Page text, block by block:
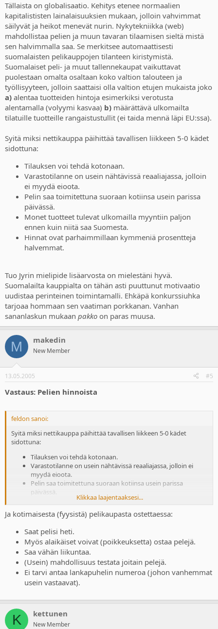
Tällaista on globalisaatio. Kehitys etenee normaalien
kapitalististen lainalaisuuksien mukaan, jolloin vahvimmat
säilyvät ja heikot menevät nurin. Nykytekniikka (web)
mahdollistaa pelien ja muun tavaran tilaamisen sieltä mistä
sen halvimmalla saa. Se merkitsee automaattisesti
suomalaisten pelikauppojen tilanteen kiristymistä.
Suomalaiset peli- ja muut tallennekaupat vaikuttavat
puolestaan omalta osaltaan koko valtion talouteen ja
työllisyyteen, jolloin saattaisi olla valtion etujen mukaista joko
a) alentaa tuotteiden hintoja esimerkiksi verotusta
alentamalla (volyymi kasvaa) b) määrättävä ulkomailta
tilatuille tuotteille rangaistustullit (ei taida mennä läpi EU:ssa).
Syitä miksi nettikauppa päihittää tavallisen liikkeen 5-0 kädet
sidottuna:
Tilauksen voi tehdä kotonaan.
Varastotilanne on usein nähtävissä reaaliajassa, jolloin
ei myydä eioota.
Pelin saa toimitettuna suoraan kotiinsa usein parissa
päivässä.
Monet tuotteet tulevat ulkomailla myyntiin paljon
ennen kuin niitä saa Suomesta.
Hinnat ovat parhaimmillaan kymmeniä prosentteja
halvemmat.
Tuo Jyrin mielipide lisäarvosta on mielestäni hyvä.
Suomalailta kauppialta on tähän asti puuttunut motivaatio
uudistaa perinteinen toimintamalli. Ehkäpä konkurssiuhka
tarjoaa hommaan sen vaatiman porkkanan. Vanhan
sananlaskun mukaan pakko on paras muusa.
M makedin
New Member
13.05.2005 #5
Vastaus: Pelien hinnoista
feldon sanoi:
Syitä miksi nettikauppa päihittää tavallisen liikkeen 5-0 kädet
sidottuna:
Tilauksen voi tehdä kotonaan.
Varastotilanne on usein nähtävissä reaaliajassa, jolloin ei
myydä eioota.
Pelin saa toimitettuna suoraan kotiinsa usein parissa
päivässä.
Monet tuotteet tulevat ulkomailla myyntiin paljon ennen
kuin niitä saa Suomesta.
Hinnat ovat parhaimmillaan kymmeniä prosentteja
halvemmat.
Klikkaa laajentaaksesi...
Ja kotimaisesta (fyysistä) pelikaupasta ostettaessa:
Saat pelisi heti.
Myös alaikäiset voivat (poikkeuksetta) ostaa pelejä.
Saa vähän liikuntaa.
(Usein) mahdollisuus testata joitain pelejä.
Ei tarvi antaa lankapuhelin numeroa (johon vanhemmat
usein vastaavat).
K kettunen
New Member